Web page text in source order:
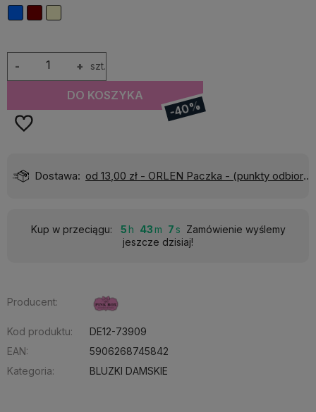
+
- szt.
DO KOSZYKA
-40%
odbioru) Wyślemy do Ciebie w: 24 godziny
Kup w przeciągu: 5 43 6
Zamówienie wyślemy
jeszcze dzisiaj!
Producent:
Kod produktu:
DE12-73909
EAN:
5906268745842
Kategoria:
BLUZKI DAMSKIE